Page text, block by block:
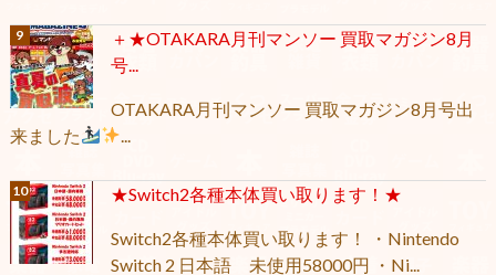
＋★OTAKARA月刊マンソー 買取マガジン8月
号...
OTAKARA月刊マンソー 買取マガジン8月号出
来ました
★Switch2各種本体買い取ります！★
Switch2各種本体買い取ります！ ・Nintendo
Switch 2 日本語 未使用58000円 ・Ni...